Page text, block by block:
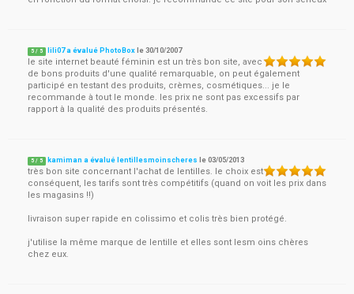
5 / 5 lili07 a évalué PhotoBox le30/10/2007
le site internet beauté féminin est un très bon site, avec
de bons produits d'une qualité remarquable, on peut également
participé en testant des produits, crèmes, cosmétiques... je le
recommande à tout le monde. les prix ne sont pas excessifs par
rapport à la qualité des produits présentés.
5 / 5 kamiman a évalué lentillesmoinscheres le03/05/2013
très bon site concernant l'achat de lentilles. le choix est
conséquent, les tarifs sont très compétitifs (quand on voit les prix dans
les magasins !!)
livraison super rapide en colissimo et colis très bien protégé.
j'utilise la même marque de lentille et elles sont lesm oins chères
chez eux.